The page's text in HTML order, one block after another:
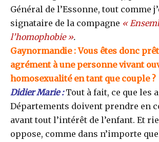
Général de l’Essonne, tout comme
signataire de la compagne «
l’homophobie ».
Gaynormandie : Vous êtes donc
agrément à une personne vivant
homosexualité en tant que couple ?
Didier Marie :Tout à fait, ce que les
Départements doivent prendre en
avant tout l’intérêt de l’enfant. Et
oppose, comme dans n’importe